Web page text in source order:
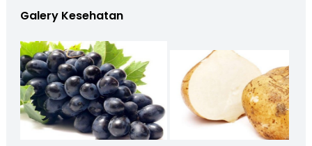
Galery Kesehatan